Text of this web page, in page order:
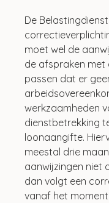
De
moet wel de
de afspraken met
passen dat er
werkzaamheden
dienstbetrekking
loonaangifte.
meestal drie
aanwijzingen niet
dan volgt een
vanaf het